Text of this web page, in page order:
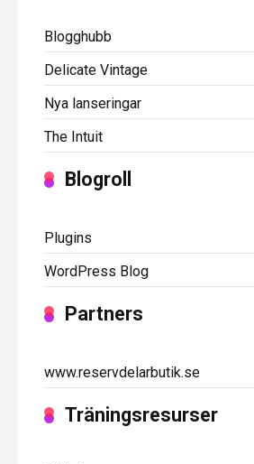
Blogghubb
Delicate Vintage
Nya lanseringar
The Intuit
Blogroll
Plugins
WordPress Blog
Partners
www.reservdelarbutik.se
Träningsresurser